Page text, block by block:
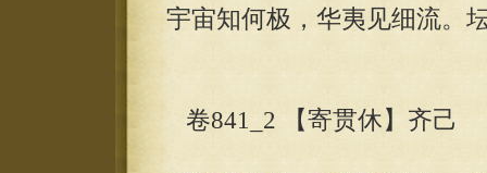
宇宙知何极，华夷见细流。
卷841_2 【寄贯休】齐己